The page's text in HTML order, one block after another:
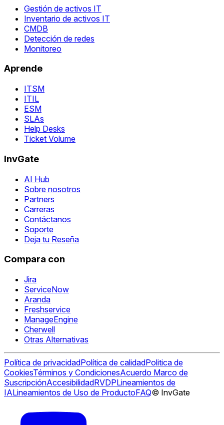
Gestión de activos IT
Inventario de activos IT
CMDB
Detección de redes
Monitoreo
Aprende
ITSM
ITIL
ESM
SLAs
Help Desks
Ticket Volume
InvGate
AI Hub
Sobre nosotros
Partners
Carreras
Contáctanos
Soporte
Deja tu Reseña
Compara con
Jira
ServiceNow
Aranda
Freshservice
ManageEngine
Cherwell
Otras Alternativas
Política de privacidadPolítica de calidadPolitica de
CookiesTérminos y CondicionesAcuerdo Marco de
SuscripciónAccesibilidadRVDPLineamientos de
IALineamientos de Uso de ProductoFAQ© InvGate